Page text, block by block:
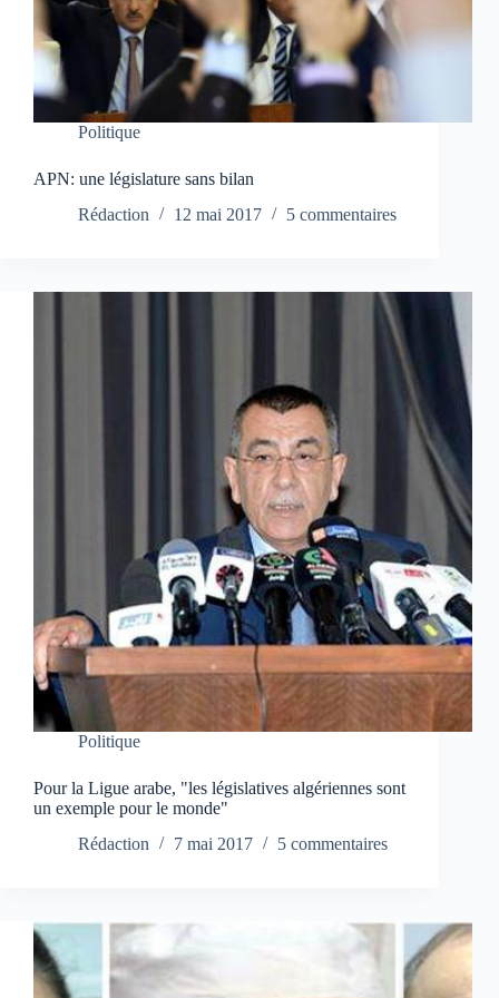
Politique
APN: une législature sans bilan
Rédaction
12 mai 2017 5 commentaires
Politique
Pour la Ligue arabe, "les législatives algériennes sont
un exemple pour le monde"
Rédaction
7 mai 2017 5 commentaires